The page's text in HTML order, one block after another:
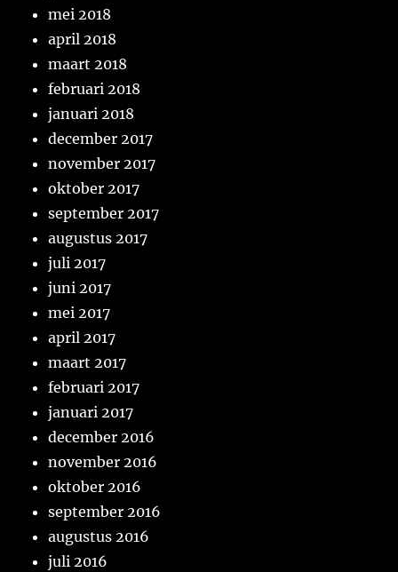
mei 2018
april 2018
maart 2018
februari 2018
januari 2018
december 2017
november 2017
oktober 2017
september 2017
augustus 2017
juli 2017
juni 2017
mei 2017
april 2017
maart 2017
februari 2017
januari 2017
december 2016
november 2016
oktober 2016
september 2016
augustus 2016
juli 2016